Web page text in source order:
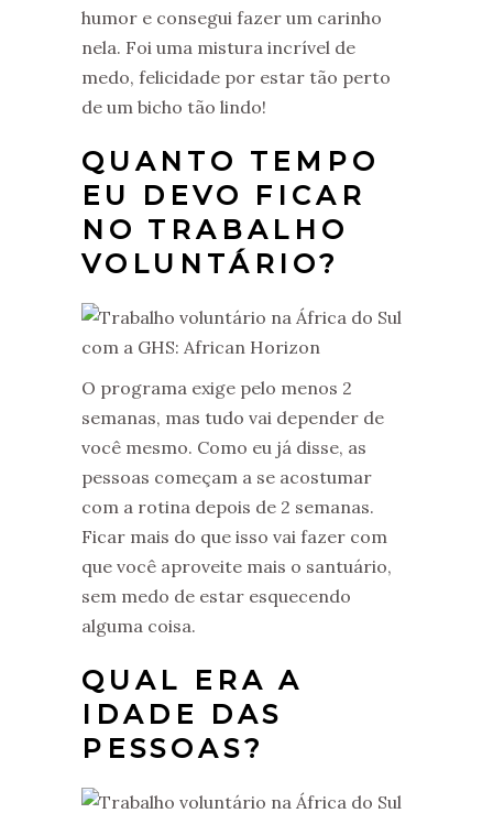
humor e consegui fazer um carinho
nela. Foi uma mistura incrível de
medo, felicidade por estar tão perto
de um bicho tão lindo!
QUANTO TEMPO
EU DEVO FICAR
NO TRABALHO
VOLUNTÁRIO?
O programa exige pelo menos 2
semanas, mas tudo vai depender de
você mesmo. Como eu já disse, as
pessoas começam a se acostumar
com a rotina depois de 2 semanas.
Ficar mais do que isso vai fazer com
que você aproveite mais o santuário,
sem medo de estar esquecendo
alguma coisa.
QUAL ERA A
IDADE DAS
PESSOAS?